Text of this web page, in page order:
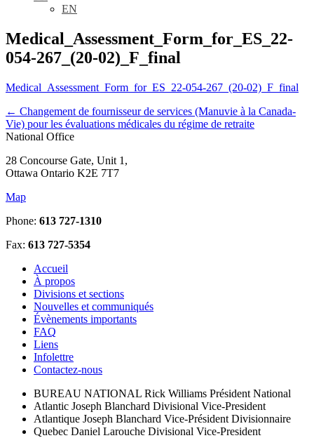
EN
Medical_Assessment_Form_for_ES_22-
054-267_(20-02)_F_final
Medical_Assessment_Form_for_ES_22-054-267_(20-02)_F_final
← Changement de fournisseur de services (Manuvie à la Canada-
Vie) pour les évaluations médicales du régime de retraite
National Office
28 Concourse Gate, Unit 1,
Ottawa Ontario K2E 7T7
Map
Phone: 613 727-1310
Fax: 613 727-5354
Accueil
À propos
Divisions et sections
Nouvelles et communiqués
Évènements importants
FAQ
Liens
Infolettre
Contactez-nous
BUREAU NATIONAL Rick Williams Président National
Atlantic Joseph Blanchard Divisional Vice-President
Atlantique Joseph Blanchard Vice-Président Divisionnaire
Quebec Daniel Larouche Divisional Vice-President